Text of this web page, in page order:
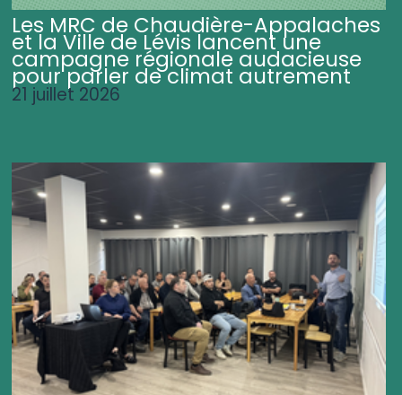
Les MRC de Chaudière-Appalaches
et la Ville de Lévis lancent une
campagne régionale audacieuse
pour parler de climat autrement
21 juillet 2026